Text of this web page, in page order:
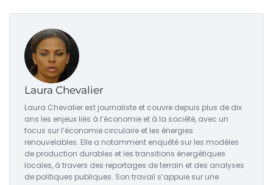
Laura Chevalier
Laura Chevalier est journaliste et couvre depuis plus de dix
ans les enjeux liés à l’économie et à la société, avec un
focus sur l’économie circulaire et les énergies
renouvelables. Elle a notamment enquêté sur les modèles
de production durables et les transitions énergétiques
locales, à travers des reportages de terrain et des analyses
de politiques publiques. Son travail s’appuie sur une